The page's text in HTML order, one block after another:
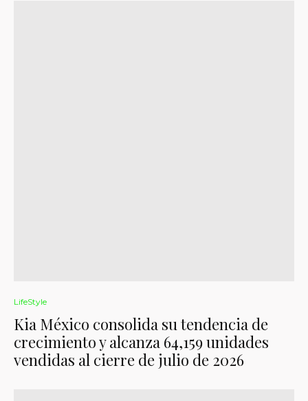
LifeStyle
Kia México consolida su tendencia de
crecimiento y alcanza 64,159 unidades
vendidas al cierre de julio de 2026